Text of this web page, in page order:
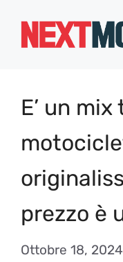
E’ un
prezzo è
Ottobre 18, 2024